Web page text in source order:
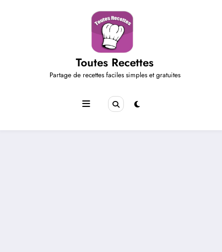
Toutes Recettes
Partage de recettes faciles simples et gratuites